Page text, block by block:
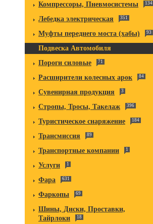
Компрессоры, Пневмосистемы 134
Лебедка электрическая 351
Муфты переднего моста (хабы) 93
Подвеска Автомобиля
Пороги силовые
71
Расширители колесных арок 84
Сувенирная продукция 3
Стропы, Тросы, Такелаж 396
Туристическое снаряжение 184
Трансмиссия 89
Транспортные компании 1
Услуги 1
Фара 631
Фаркопы 69
Шины, Диски, Проставки,
Тайрлоки
18